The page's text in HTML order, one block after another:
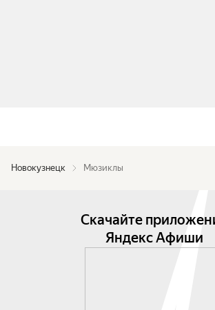
Новокузнецк Мюзиклы
Скачайте
Яндекс Афиши